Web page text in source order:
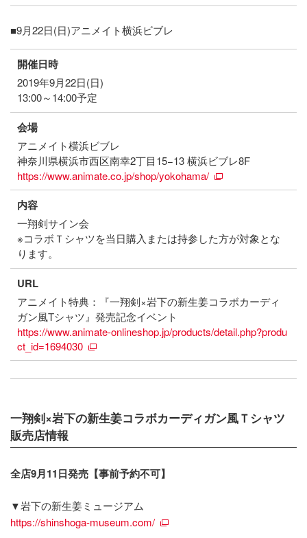
■9月22日(日)アニメイト横浜ビブレ
開催日時
2019年9月22日(日)
13:00～14:00予定
会場
アニメイト横浜ビブレ
神奈川県横浜市西区南幸2丁目15−13 横浜ビブレ8F
https://www.animate.co.jp/shop/yokohama/
内容
一翔剣サイン会
※コラボＴシャツを当日購入または持参した方が対象とな
ります。
URL
アニメイト特典：『一翔剣×岩下の新生姜コラボカーディ
ガン風Tシャツ』発売記念イベント
https://www.animate-onlineshop.jp/products/detail.php?produ
ct_id=1694030
一翔剣×岩下の新生姜コラボカーディガン風Ｔシャツ
販売店情報
全店9月11日発売【事前予約不可】
▼岩下の新生姜ミュージアム
https://shinshoga-museum.com/